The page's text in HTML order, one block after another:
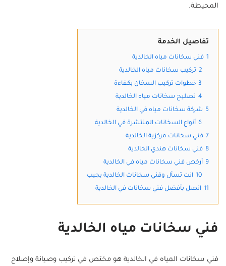
المحيطة.
تفاصيل الخدمة
1 فني سخانات مياه الخالدية
2 تركيب سخانات مياه الخالدية
3 خطوات تركيب السخان بكفاءة
4 تصليح سخانات مياه الخالدية
5 شركة سخانات مياه في الخالدية
6 أنواع السخانات المنتشرة في الخالدية
7 فني سخانات مركزية الخالدية
8 فني سخانات هندي الخالدية
9 أرخص فني سخانات مياه في الخالدية
10 انت تسأل وفني سخانات الخالدية يجيب
11 اتصل بأفضل فني سخانات في الخالدية
فني سخانات مياه الخالدية
فني سخانات المياه في الخالدية هو مختص في تركيب وصيانة وإصلاح